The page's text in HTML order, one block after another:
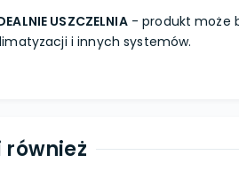
USZCZELNIA- produkt może
i innych systemów.